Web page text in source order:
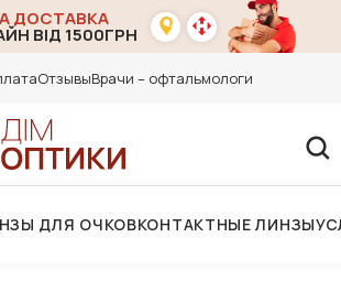
ДОСТАВКА
ВІД 1500ГРН
ОтзывыВрачи – офтальмологи
ДЛЯ ОЧКОВКОНТАКТНЫЕ ЛИНЗЫ